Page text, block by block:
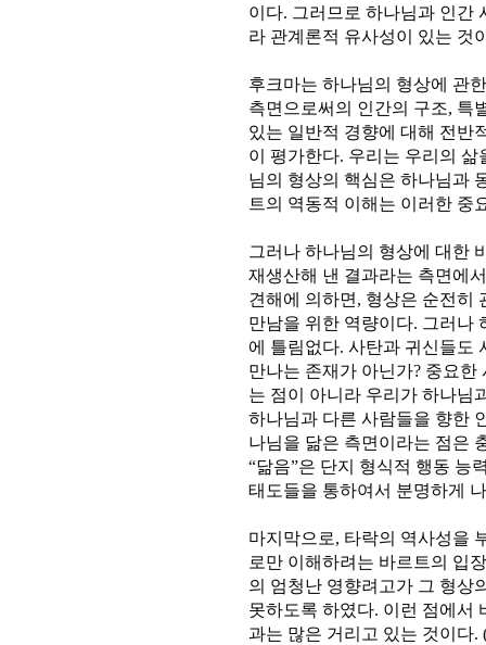
이다. 그러므로 하나님과 인간
라 관계론적 유사성이 있는 것
후크마는 하나님의 형상에 관
측면으로써의 인간의 구조, 특
있는 일반적 경향에 대해 전반
이 평가한다. 우리는 우리의
님의 형상의 핵심은 하나님과
트의 역동적 이해는 이러한 중
그러나 하나님의 형상에 대한
재생산해 낸 결과라는 측면에
견해에 의하면, 형상은 순전히
만남을 위한 역량이다. 그러나
에 틀림없다. 사탄과 귀신들도
만나는 존재가 아닌가? 중요
는 점이 아니라 우리가 하나님
하나님과 다른 사람들을 향한
나님을 닮은 측면이라는 점은
“닮음”은 단지 형식적 행동 능
태도들을 통하여서 분명하게
마지막으로, 타락의 역사성을
로만 이해하려는 바르트의 입
의 엄청난 영향려고가 그 형상
못하도록 하였다. 이런 점에서
과는 많은 거리고 있는 것이다.